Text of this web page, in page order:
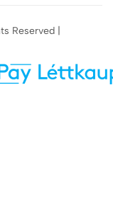
Reserved |